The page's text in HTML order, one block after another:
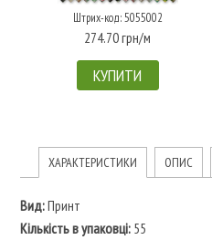
Штрих-код: 5055002
274.70 грн/м
КУПИТИ
ХАРАКТЕРИСТИКИ ОПИС
Вид:Принт
Кількість в упаковці:55